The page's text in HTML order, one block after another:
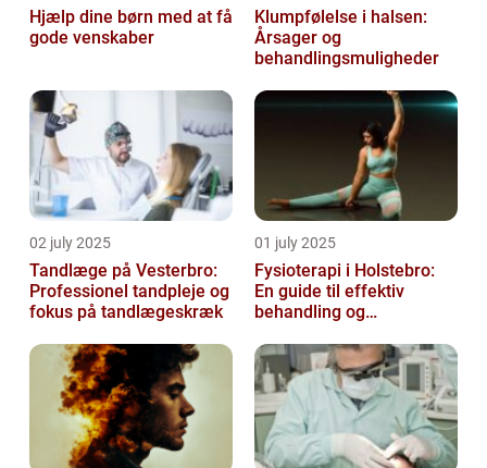
Hjælp dine børn med at få
gode venskaber
Klumpfølelse i halsen:
Årsager og
behandlingsmuligheder
02 july 2025
Tandlæge på Vesterbro:
Professionel tandpleje og
fokus på tandlægeskræk
01 july 2025
Fysioterapi i Holstebro:
En guide til effektiv
behandling og